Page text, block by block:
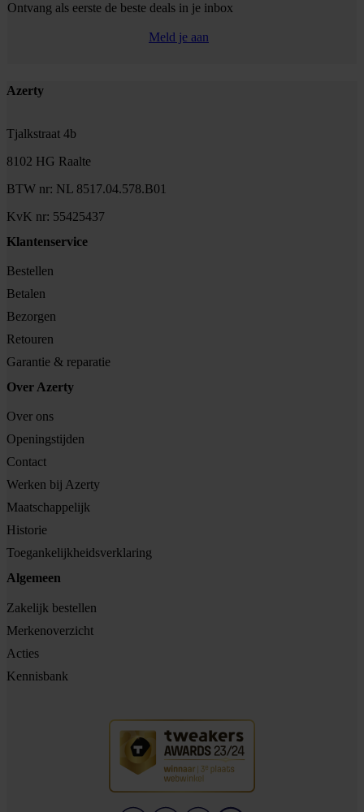
Ontvang als eerste de beste deals in je inbox
Meld je aan
Footer
Azerty
Tjalkstraat 4b
8102 HG Raalte
BTW nr: NL 8517.04.578.B01
KvK nr: 55425437
Klantenservice
Bestellen
Betalen
Bezorgen
Retouren
Garantie & reparatie
Over Azerty
Over ons
Openingstijden
Contact
Werken bij Azerty
Maatschappelijk
Historie
Toegankelijkheidsverklaring
Algemeen
Zakelijk bestellen
Merkenoverzicht
Acties
Kennisbank